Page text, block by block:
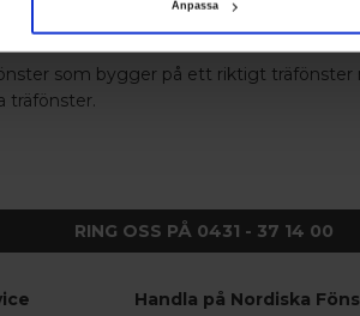
Anpassa
- Nordiska Fönster
som bygger på ett riktigt träfönster
träfönster.
RING OSS PÅ 0431 - 37 14 00
Handla på Nordiska